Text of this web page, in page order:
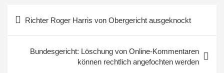
Beitragsnavigation
Richter Roger Harris von Obergericht ausgeknockt
Bundesgericht: Löschung von Online-Kommentaren
können rechtlich angefochten werden